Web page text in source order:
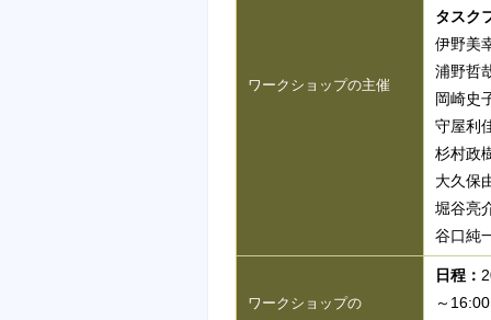
ワークショップの主催
タスク
伊野美
浦野哲
岡崎史
守屋利
杉村政
大久保
堀谷亮
谷口純
ワークショップの
日程：
～16:00